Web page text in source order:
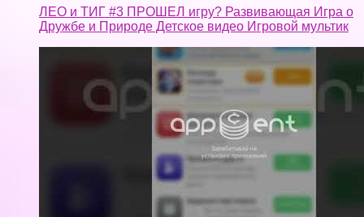
Топ 4 приложения 2018 для заработка